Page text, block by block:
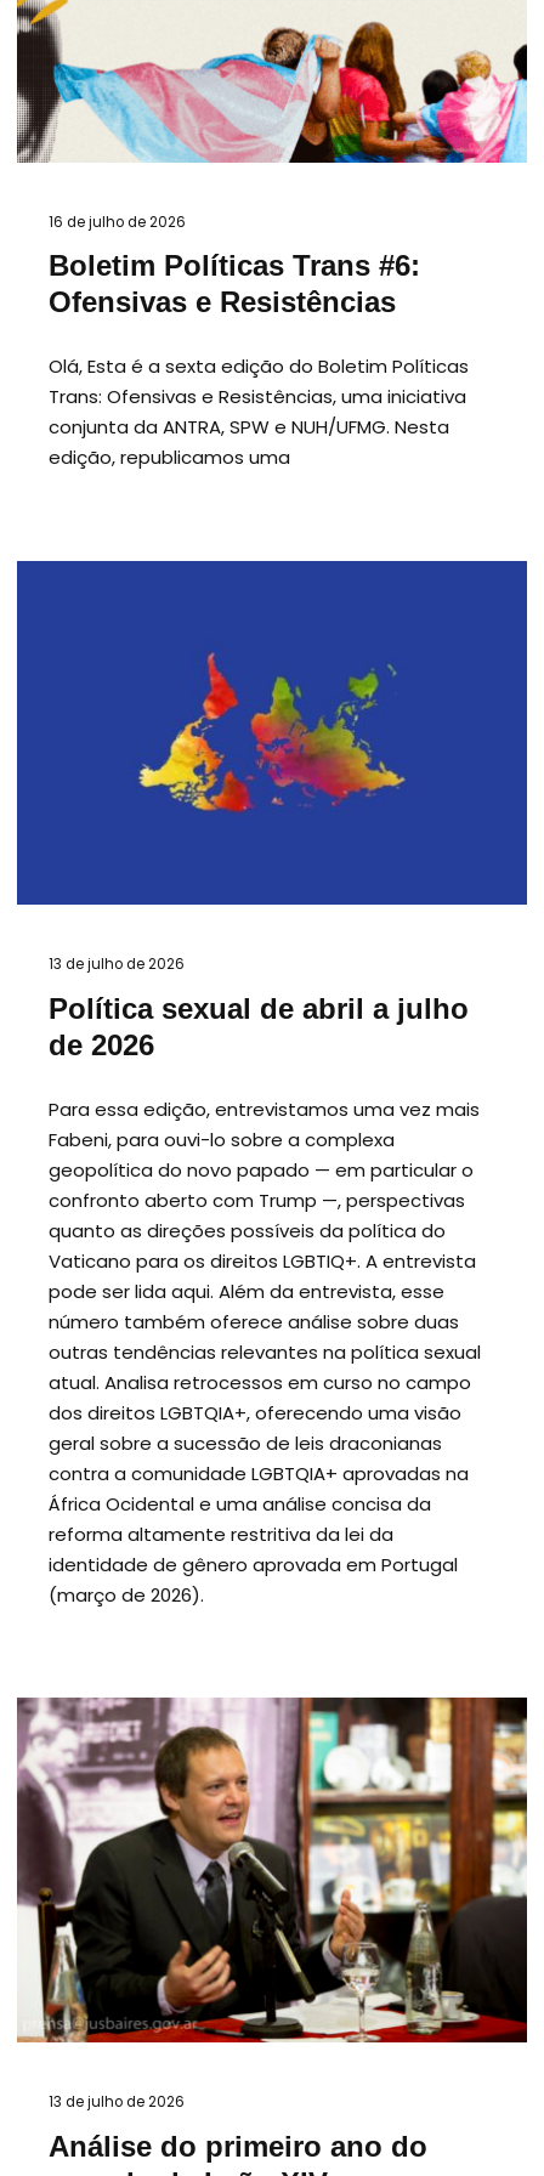
16 de julho de 2026
Boletim Políticas Trans #6:
Ofensivas e Resistências
Olá, Esta é a sexta edição do Boletim Políticas
Trans: Ofensivas e Resistências, uma iniciativa
conjunta da ANTRA, SPW e NUH/UFMG. Nesta
edição, republicamos uma
13 de julho de 2026
Política sexual de abril a julho
de 2026
Para essa edição, entrevistamos uma vez mais
Fabeni, para ouvi-lo sobre a complexa
geopolítica do novo papado — em particular o
confronto aberto com Trump —, perspectivas
quanto as direções possíveis da política do
Vaticano para os direitos LGBTIQ+. A entrevista
pode ser lida aqui. Além da entrevista, esse
número também oferece análise sobre duas
outras tendências relevantes na política sexual
atual. Analisa retrocessos em curso no campo
dos direitos LGBTQIA+, oferecendo uma visão
geral sobre a sucessão de leis draconianas
contra a comunidade LGBTQIA+ aprovadas na
África Ocidental e uma análise concisa da
reforma altamente restritiva da lei da
identidade de gênero aprovada em Portugal
(março de 2026).
13 de julho de 2026
Análise do primeiro ano do